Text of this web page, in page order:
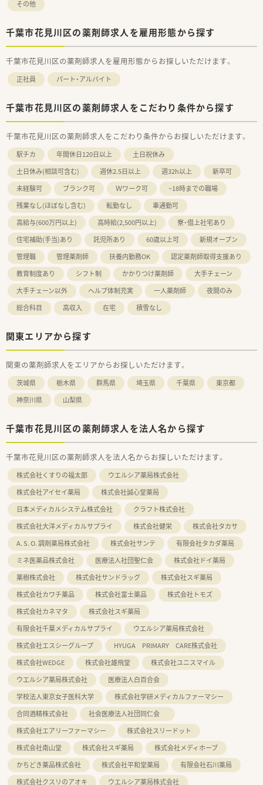
その他
千葉市花見川区の薬剤師求人を雇用形態から探す
千葉市花見川区の薬剤師求人を雇用形態からお探しいただけます。
正社員 パート・アルバイト
千葉市花見川区の薬剤師求人をこだわり条件から探す
千葉市花見川区の薬剤師求人をこだわり条件からお探しいただけます。
駅チカ 年間休日120日以上
土日祝休み
土日休み(相談可含む)
週休2.5日以上 週32h以上
新卒可
未経験可
ブランク可 Ｗワーク可
~18時までの職場
残業なし(ほぼなし含む)
転勤なし
車通勤可
高給与(600万円以上)
高時給(2,500円以上)
寮・借上社宅あり
住宅補助(手当)あり
託児所あり 60歳以上可
新規オープン
管理職
管理薬剤師 扶養内勤務OK
認定薬剤師取得支援あり
教育制度あり
シフト制 かかりつけ薬剤師
大手チェーン
大手チェーン以外
ヘルプ体制充実 一人薬剤師
夜間のみ
総合科目
高収入 在宅 積雪なし
関東エリアから探す
関東の薬剤師求人をエリアからお探しいただけます。
茨城県 栃木県 群馬県 埼玉県 千葉県
東京都
神奈川県
山梨県
千葉市花見川区の薬剤師求人を法人名から探す
千葉市花見川区の薬剤師求人を法人名からお探しいただけます。
株式会社くすりの福太郎
ウエルシア薬局株式会社
株式会社アイセイ薬局
株式会社誠心堂薬局
日本メディカルシステム株式会社
クラフト株式会社
株式会社大洋メディカルサプライ
株式会社健栄
株式会社タカサ
A. S. O. 調剤薬局株式会社
株式会社サンテ
有限会社タカダ薬局
ミネ医薬品株式会社
医療法人社団聖仁会
株式会社ドイ薬局
薬樹株式会社
株式会社サンドラッグ
株式会社スギ薬局
株式会社カワチ薬品
株式会社富士薬品
株式会社トモズ
株式会社カネマタ
株式会社スギ薬局
有限会社千葉メディカルサプライ
ウエルシア薬局株式会社
株式会社エスシーグループ
HYUGA PRIMARY CARE株式会社
株式会社WEDGE
株式会社雄飛堂
株式会社ユニスマイル
ウエルシア薬局株式会社
医療法人白百合会
学校法人東京女子医科大学
株式会社学研メディカルファーマシー
合同酒精株式会社
社会医療法人社団同仁会
株式会社エアリーファーマシー
株式会社スリードット
株式会社南山堂
株式会社スギ薬局
株式会社メディホープ
かちどき薬品株式会社
株式会社平和堂薬局
有限会社石川薬局
株式会社クスリのアオキ
ウエルシア薬局株式会社